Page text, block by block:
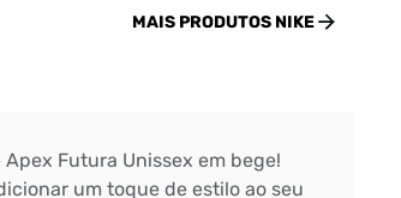
MAIS PRODUTOS NIKE
Futura Unissex em bege!
um toque de estilo ao seu